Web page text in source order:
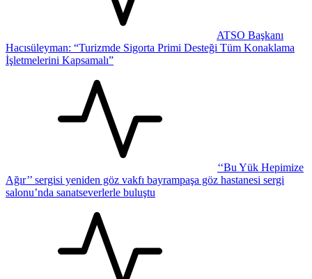
ATSO Başkanı
Hacısüleyman: “Turizmde Sigorta Primi Desteği Tüm Konaklama
İşletmelerini Kapsamalı”
‘‘Bu Yük Hepimize
Ağır’’ sergisi yeniden göz vakfı bayrampaşa göz hastanesi sergi
salonu’nda sanatseverlerle buluştu